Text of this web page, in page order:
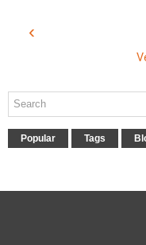
‹
Popular Tags